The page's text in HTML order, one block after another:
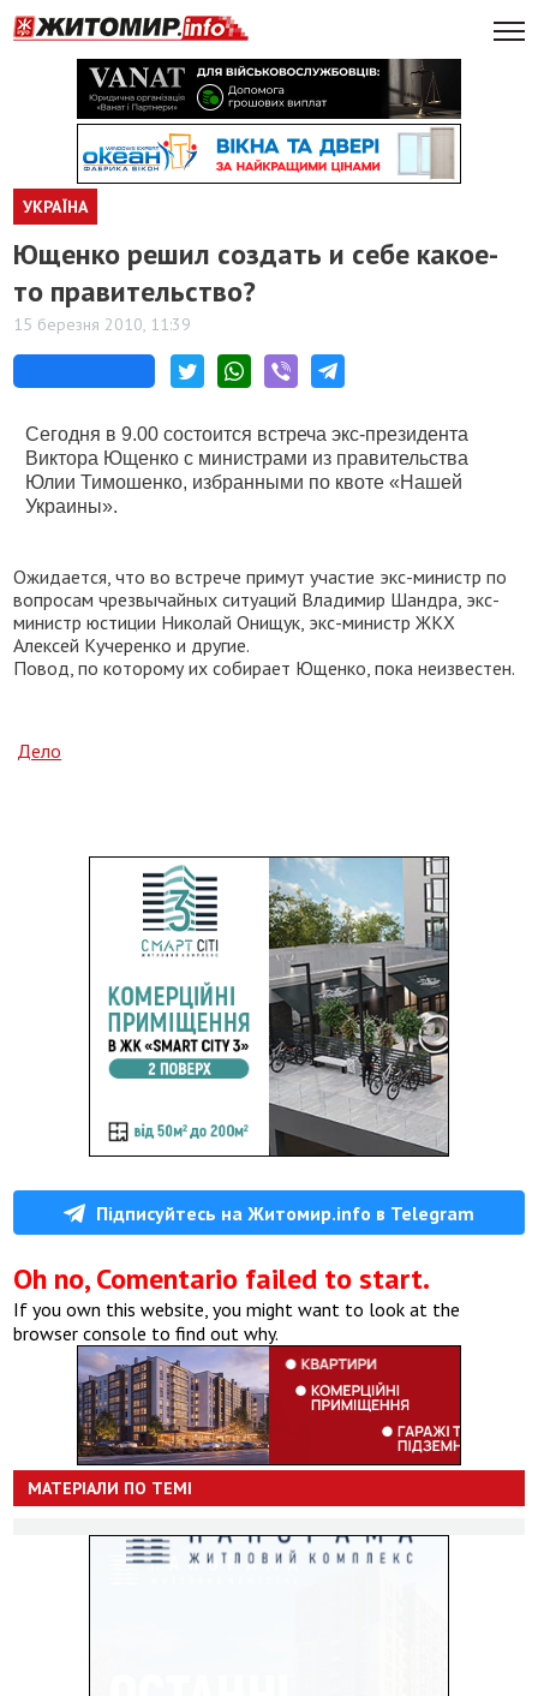
УКРАЇНА
Ющенко решил создать и себе какое-
то правительство?
15 березня 2010, 11:39
Сегодня в 9.00 состоится встреча экс-президента
Виктора Ющенко с министрами из правительства
Юлии Тимошенко, избранными по квоте «Нашей
Украины».
Ожидается, что во встрече примут участие экс-министр по
вопросам чрезвычайных ситуаций Владимир Шандра, экс-
министр юстиции Николай Онищук, экс-министр ЖКХ
Алексей Кучеренко и другие.
Повод, по которому их собирает Ющенко, пока неизвестен.
Дело
Підписуйтесь на Житомир.info в Telegram
Oh no, Comentario failed to start.
If you own this website, you might want to look at the
browser console to find out why.
МАТЕРІАЛИ ПО ТЕМІ